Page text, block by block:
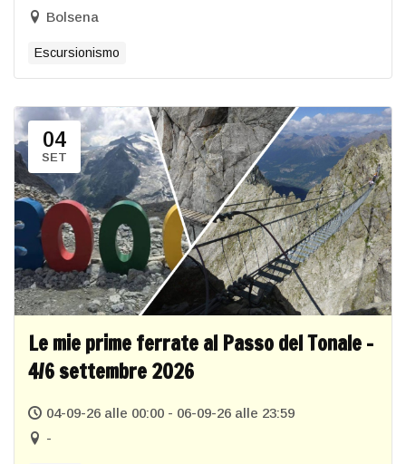
Bolsena
Escursionismo
04
SET
Le mie prime ferrate al Passo del Tonale –
4/6 settembre 2026
04-09-26 alle 00:00 - 06-09-26 alle 23:59
-